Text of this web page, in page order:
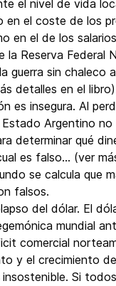
el nivel de vida
en el coste de los
en el de los
la Reserva Federal
guerra sin chaleco
detalles en el
es insegura. Al
Argentino no
determinar qué
es falso… (ver
se calcula que
falsos.
del dólar. El
mundial
comercial
y el crecimiento
Si